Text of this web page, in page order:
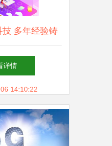
多年经验铸
牌推广公司
详情
14:10:22